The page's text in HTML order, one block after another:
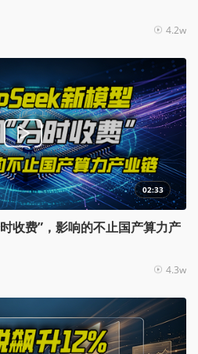
4.2w
02:33
收费”，影响的不止国产算力产
4.3w